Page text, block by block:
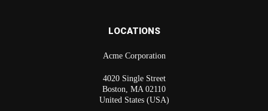
LOCATIONS
Acme Corporation
4020 Single Street
Boston, MA 02110
United States (USA)